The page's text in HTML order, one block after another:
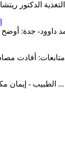
الطبيب - إيمان مكاوي: تصيب الأمراض الفطرية البشرية الأشخاص الأكثر إنتاجية من الناحية ...